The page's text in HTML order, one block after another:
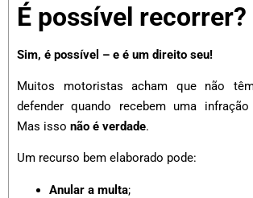
É possível recorrer?
Sim, é possível – e é um direito seu!
Muitos motoristas acham que não
defender quando recebem uma infração
Mas isso não é verdade.
Um recurso bem elaborado pode:
Anular a multa;